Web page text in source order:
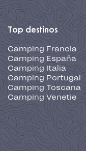
Top destinos
Camping Francia
Camping España
Camping Italia
Camping Portugal
Camping Toscana
Camping Venetie